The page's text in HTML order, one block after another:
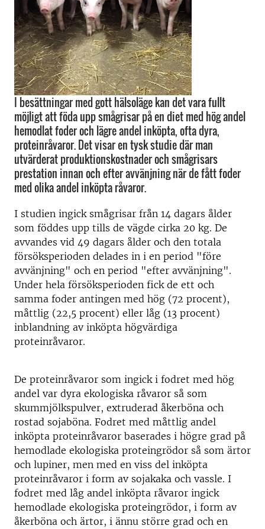
I besättningar med gott hälsoläge kan det vara fullt
möjligt att föda upp smågrisar på en diet med hög andel
hemodlat foder och lägre andel inköpta, ofta dyra,
proteinråvaror. Det visar en tysk studie där man
utvärderat produktionskostnader och smågrisars
prestation innan och efter avvänjning när de fått foder
med olika andel inköpta råvaror.
I studien ingick smågrisar från 14 dagars ålder
som föddes upp tills de vägde cirka 20 kg. De
avvandes vid 49 dagars ålder och den totala
försöksperioden delades in i en period "före
avvänjning" och en period "efter avvänjning".
Under hela försöksperioden fick de ett och
samma foder antingen med hög (72 procent),
måttlig (22,5 procent) eller låg (13 procent)
inblandning av inköpta högvärdiga
proteinråvaror.
De proteinråvaror som ingick i fodret med hög
andel var dyra ekologiska råvaror så som
skummjölkspulver, extruderad åkerböna och
rostad sojaböna. Fodret med måttlig andel
inköpta proteinråvaror baserades i högre grad på
hemodlade ekologiska proteingrödor så som ärtor
och lupiner, men med en viss del inköpta
proteinråvaror i form av sojakaka och vassle. I
fodret med låg andel inköpta råvaror ingick
hemodlade ekologiska proteingrödor, i form av
åkerböna och ärtor, i ännu större grad och en